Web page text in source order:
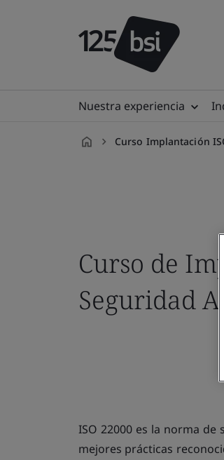
Nuestra experiencia
Curso Implantación
Curso de
Seguridad
ISO 22000 es la norma de
mejores prácticas